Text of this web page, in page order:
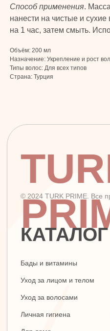
Способ применения.
нанести на чистые и
на 1 час, затем смыть.
Объём: 200 мл
Назначение: Укрепление и рост
Типы волос: Для всех типов
Страна: Турция
«Золото», офис 4А12, м.
+7 926 620 21 21